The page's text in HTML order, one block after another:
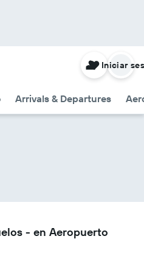
Arrivals & Departures
Iniciar
- en Aeropuerto